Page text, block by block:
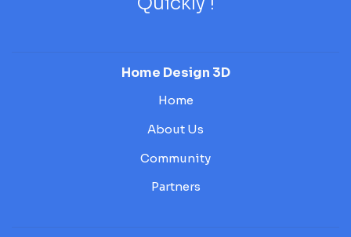
Home Design 3D
Home
About Us
Community
Partners